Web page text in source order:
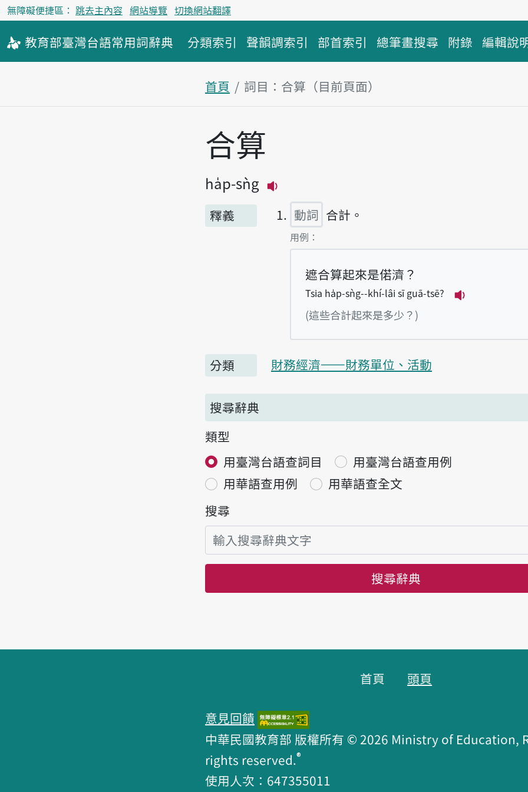
無障礙便捷區： 跳去主內容 網站導覽 切換網站翻譯
教育部臺灣台語常用詞辭典 分類索引 聲韻調索引 部首索引 總筆畫搜尋 附錄 編輯說
首頁 詞目：合算（目前頁面）
主內容區塊
合算
ha̍p-sǹg
釋義
動詞 合計。
第1項釋義的
用例：
遮合算起來是偌濟？
Tsia ha̍p-sǹg--khí-lâi sī guā-tsē?
(這些合計起來是多少？)
分類 財務經濟——財務單位、活動
搜尋辭典
類型
用臺灣台語查詞目
用臺灣台語查用例
用華語查用例
用華語查全文
搜尋
搜尋辭典
首頁 頭頁
意見回饋
中華民國教育部 版權所有 © 2026 Ministry of Education,
rights reserved.®
使用人次：647355011